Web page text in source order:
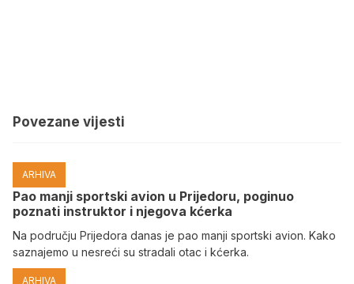
Povezane vijesti
ARHIVA
Pao manji sportski avion u Prijedoru, poginuo
poznati instruktor i njegova kćerka
Na području Prijedora danas je pao manji sportski avion. Kako
saznajemo u nesreći su stradali otac i kćerka.
ARHIVA